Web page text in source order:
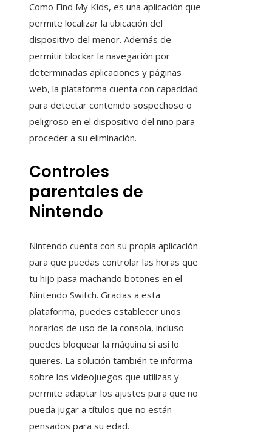
Como Find My Kids, es una aplicación que
permite localizar la ubicación del
dispositivo del menor. Además de
permitir blockar la navegación por
determinadas aplicaciones y páginas
web, la plataforma cuenta con capacidad
para detectar contenido sospechoso o
peligroso en el dispositivo del niño para
proceder a su eliminación.
Controles
parentales de
Nintendo
Nintendo cuenta con su propia aplicación
para que puedas controlar las horas que
tu hijo pasa machando botones en el
Nintendo Switch. Gracias a esta
plataforma, puedes establecer unos
horarios de uso de la consola, incluso
puedes bloquear la máquina si así lo
quieres. La solución también te informa
sobre los videojuegos que utilizas y
permite adaptar los ajustes para que no
pueda jugar a títulos que no están
pensados ​​para su edad.